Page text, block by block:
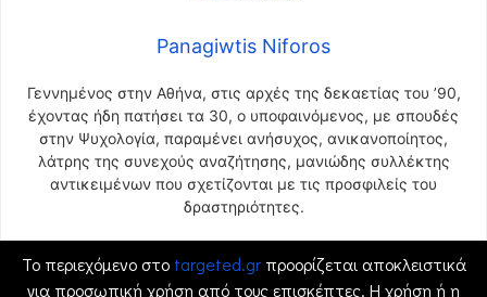
Panagiwtis Niforos
Γεννημένος στην Αθήνα, στις αρχές της δεκαετίας του ’90,
έχοντας ήδη πατήσει τα 30, ο υποφαινόμενος, με σπουδές
στην Ψυχολογία, παραμένει ανήσυχος, ανικανοποίητος,
λάτρης της συνεχούς αναζήτησης, μανιώδης συλλέκτης
αντικειμένων που σχετίζονται με τις προσφιλείς του
δραστηριότητες.
Το περιεχόμενο στο targeted.grπροορίζεται αποκλειστικά
για προσωπική χρήση από τους επισκέπτες. Η χρήση ή η